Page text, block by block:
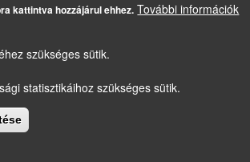
kattintva hozzájárul ehhez. További információk
szükséges sütik.
statisztikáihoz szükséges sütik.